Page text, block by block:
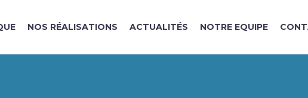
NOS RÉALISATIONS ACTUALITÉS NOTRE EQUIPE